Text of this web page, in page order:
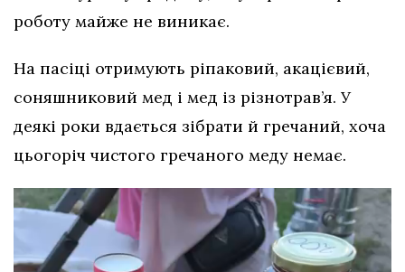
роботу майже не виникає.
На пасіці отримують ріпаковий, акацієвий,
соняшниковий мед і мед із різнотрав’я. У
деякі роки вдається зібрати й гречаний, хоча
цьогоріч чистого гречаного меду немає.